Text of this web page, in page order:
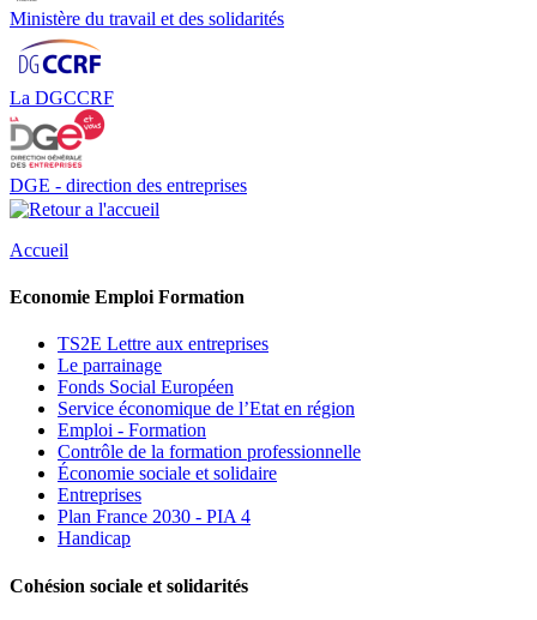
Ministère du travail et des solidarités
La DGCCRF
DGE - direction des entreprises
Accueil
Economie Emploi Formation
TS2E Lettre aux entreprises
Le parrainage
Fonds Social Européen
Service économique de l’Etat en région
Emploi - Formation
Contrôle de la formation professionnelle
Économie sociale et solidaire
Entreprises
Plan France 2030 - PIA 4
Handicap
Cohésion sociale et solidarités